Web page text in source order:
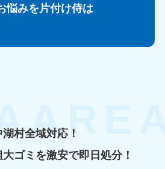
悩みを片付け侍は
村全域対応！
ゴミを激安で即日処分！